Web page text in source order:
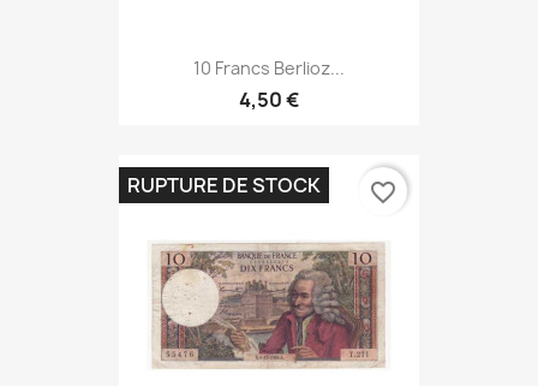
10 Francs Berlioz...
4,50 €
RUPTURE DE STOCK favorite_border